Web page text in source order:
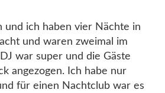
und ich haben vier Nächte in
und waren zweimal im
war super und die Gäste
angezogen. Ich habe nur
für einen Nachtclub war es